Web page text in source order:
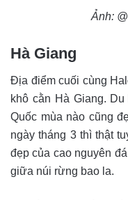
Ảnh:
Hà Giang
Địa điểm cuối cùng
khô cằn Hà Giang.
Quốc mùa nào cũng
ngày tháng 3 thì thật
đẹp của cao nguyên
giữa núi rừng bao la.